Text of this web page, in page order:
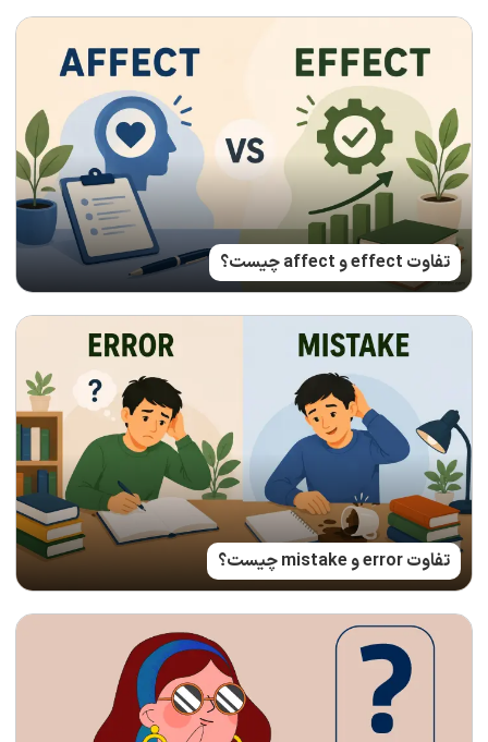
تفاوت effect و affect چیست؟
تفاوت error و mistake چیست؟